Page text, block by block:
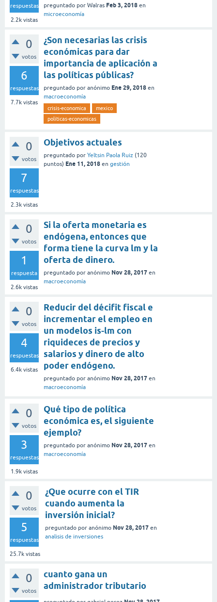
respuestas
2.2k vistas
preguntado por Walras Feb 3, 2018 en
microeconomía
0
votos
6
respuestas
7.7k vistas
¿Son necesarias las crisis
económicas para dar
importancia de aplicación a
las políticas públicas?
preguntado por anónimo Ene 29, 2018 en
macroeconomía
crisis-economica
mexico
politicas-economicas
0
votos
7
respuestas
2.3k vistas
Objetivos actuales
preguntado por Yeltsin Paola Ruiz (120
puntos) Ene 11, 2018 en gestión
0
votos
1
respuesta
2.6k vistas
Si la oferta monetaria es
endógena, entonces que
forma tiene la curva lm y la
oferta de dinero.
preguntado por anónimo Nov 28, 2017 en
macroeconomía
0
votos
4
respuestas
6.4k vistas
Reducir del décifit fiscal e
incrementar el empleo en
un modelos is-lm con
riquideces de precios y
salarios y dinero de alto
poder endógeno.
preguntado por anónimo Nov 28, 2017 en
macroeconomía
0
votos
3
respuestas
1.9k vistas
Qué tipo de política
económica es, el siguiente
ejemplo?
preguntado por anónimo Nov 28, 2017 en
macroeconomía
0
votos
5
respuestas
25.7k vistas
¿Que ocurre con el TIR
cuando aumenta la
inversión inicial?
preguntado por anónimo Nov 28, 2017 en
analisis de inversiones
0
votos
cuanto gana un
administrador tributario